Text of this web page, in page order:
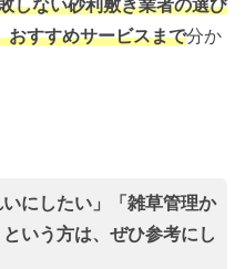
しない砂利敷き業者の選び
おすすめサービスまで分か
いにしたい」「雑草管理か
いう方は、ぜひ参考にし